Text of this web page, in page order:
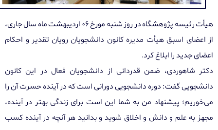
هیأت رئیسه پژوهشگاه در روز شنبه مورخ ۰۶ اردیبهشت ماه سال جاری،
از اعضای اسبق هیأت مدیره کانون دانشجویان رویان تقدیر و احکام
اعضای جدید را ابلاغ کرد.
دکتر شاهوردی، ضمن قدردانی از دانشجویان فعال در این کانون
دانشجویی گفت: دوره دانشجویی دورانی است که در آینده حسرت آن را
می‌خوریم؛ پیشنهاد من به شما این است برای زندگی بهتر در آینده،
مجهز به علم و دانش و اخلاق شوید و بدانید هر آنچه در آینده کسب